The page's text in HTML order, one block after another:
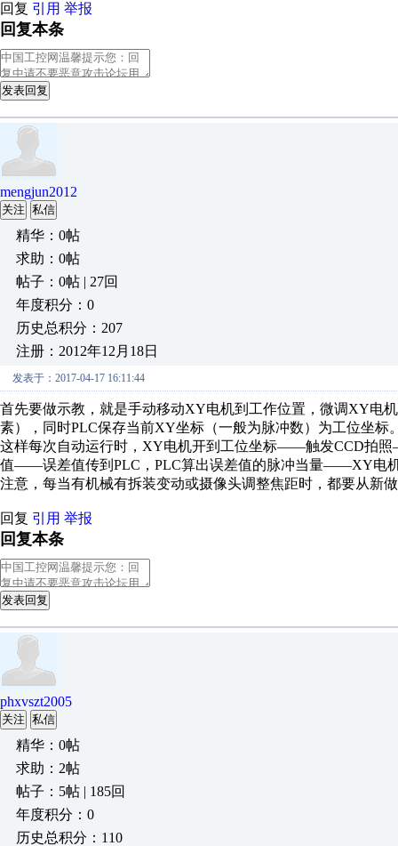
回复 引用 举报
回复本条
发表回复
mengjun2012
关注 私信
精华：0帖
求助：0帖
帖子：0帖 | 27回
年度积分：0
历史总积分：207
注册：2012年12月18日
发表于：2017-04-17 16:11:44
首先要做示教，就是手动移动XY电机到工作位置，微调XY电
素），同时PLC保存当前XY坐标（一般为脉冲数）为工位坐标
这样每次自动运行时，XY电机开到工位坐标——触发CCD拍
值——误差值传到PLC，PLC算出误差值的脉冲当量——XY电
注意，每当有机械有拆装变动或摄像头调整焦距时，都要从新
回复 引用 举报
回复本条
发表回复
phxvszt2005
关注 私信
精华：0帖
求助：2帖
帖子：5帖 | 185回
年度积分：0
历史总积分：110